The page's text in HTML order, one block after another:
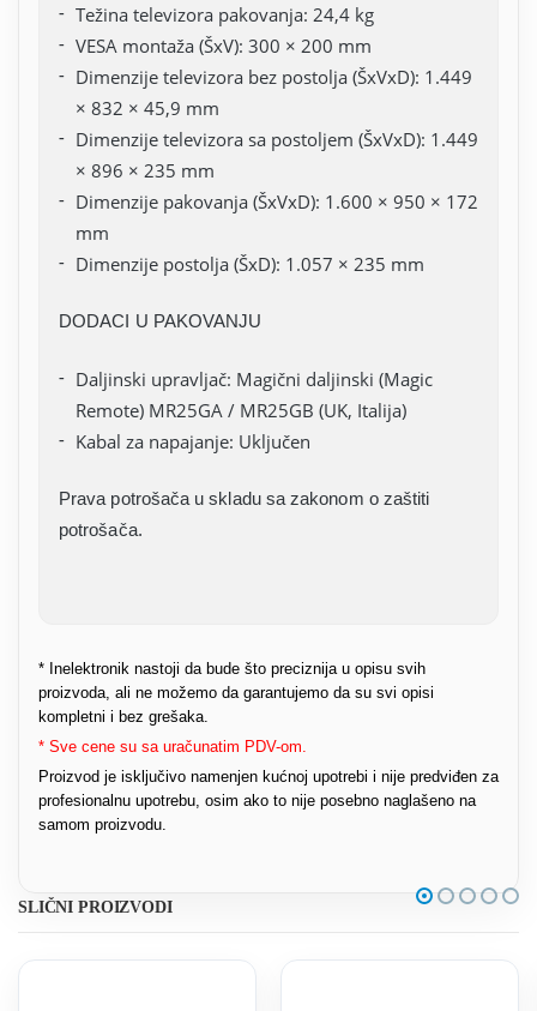
Težina televizora pakovanja: 24,4 kg
VESA montaža (ŠxV): 300 × 200 mm
Dimenzije televizora bez postolja (ŠxVxD): 1.449
× 832 × 45,9 mm
Dimenzije televizora sa postoljem (ŠxVxD): 1.449
× 896 × 235 mm
Dimenzije pakovanja (ŠxVxD): 1.600 × 950 × 172
mm
Dimenzije postolja (ŠxD): 1.057 × 235 mm
DODACI U PAKOVANJU
Daljinski upravljač: Magični daljinski (Magic
Remote) MR25GA / MR25GB (UK, Italija)
Kabal za napajanje: Uključen
Prava potrošača u skladu sa zakonom o zaštiti
potrošača.
* Inelektronik nastoji da bude što preciznija u opisu svih
proizvoda, ali ne možemo da garantujemo da su svi opisi
kompletni i bez grešaka.
* Sve cene su sa uračunatim PDV-om.
Proizvod je isključivo namenjen kućnoj upotrebi i nije predviđen za
profesionalnu upotrebu, osim ako to nije posebno naglašeno na
samom proizvodu.
SLIČNI PROIZVODI